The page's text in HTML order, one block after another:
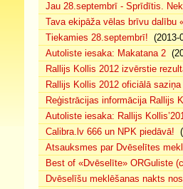
Jau 28.septembrī - Sprīdītis.
Tava ekipāža vēlas brīvu dalību
Tiekamies 28.septembrī! (2013-
Autoliste iesaka: Makatana 2
Rallijs Kollis 2012 izvērstie
Rallijs Kollis 2012 oficiālā saziņa
Reģistrācijas informācija Rallijs
Autoliste iesaka: Rallijs
Calibra.lv 666 un NPK piedāvā!
Atsauksmes par Dvēselītes
Best of «Dvēselīte» ORGuliste
Dvēselīšu meklēšanas nakts